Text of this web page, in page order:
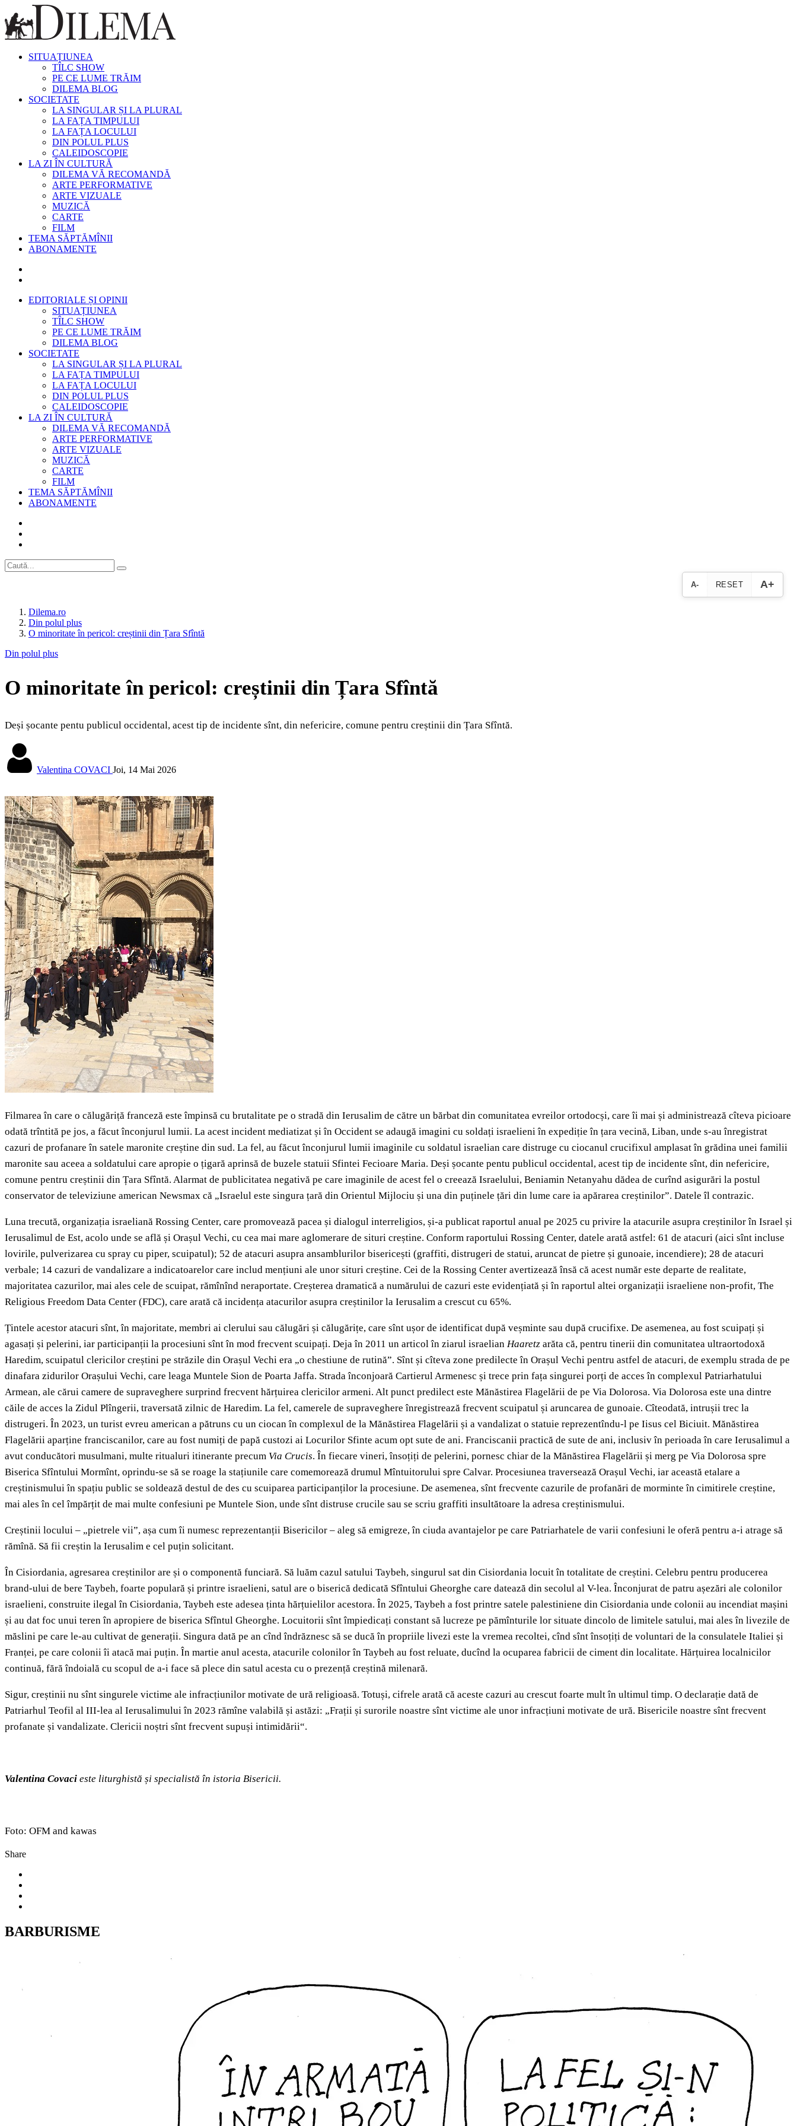
SITUAȚIUNEA
TÎLC SHOW
PE CE LUME TRĂIM
DILEMA BLOG
SOCIETATE
LA SINGULAR ȘI LA PLURAL
LA FAȚA TIMPULUI
LA FAȚA LOCULUI
DIN POLUL PLUS
CALEIDOSCOPIE
LA ZI ÎN CULTURĂ
DILEMA VĂ RECOMANDĂ
ARTE PERFORMATIVE
ARTE VIZUALE
MUZICĂ
CARTE
FILM
TEMA SĂPTĂMÎNII
ABONAMENTE
EDITORIALE ȘI OPINII
SITUAȚIUNEA
TÎLC SHOW
PE CE LUME TRĂIM
DILEMA BLOG
SOCIETATE
LA SINGULAR ȘI LA PLURAL
LA FAȚA TIMPULUI
LA FAȚA LOCULUI
DIN POLUL PLUS
CALEIDOSCOPIE
LA ZI ÎN CULTURĂ
DILEMA VĂ RECOMANDĂ
ARTE PERFORMATIVE
ARTE VIZUALE
MUZICĂ
CARTE
FILM
TEMA SĂPTĂMÎNII
ABONAMENTE
A- RESET A+
Dilema.ro
Din polul plus
O minoritate în pericol: creștinii din Țara Sfîntă
Din polul plus
O minoritate în pericol: creștinii din Țara Sfîntă
Deși șocante pentu publicul occidental, acest tip de incidente sînt, din nefericire, comune pentru creștinii din Țara Sfîntă.
Valentina COVACI Joi, 14 Mai 2026
Filmarea în care o călugăriță franceză este împinsă cu brutalitate pe o stradă din Ierusalim de către un bărbat din comunitatea evreilor ortodocși, care îi mai și administrează cîteva picioare
odată trîntită pe jos, a făcut înconjurul lumii. La acest incident mediatizat și în Occident se adaugă imagini cu soldați israelieni în expediție în țara vecină, Liban, unde s-au înregistrat
cazuri de profanare în satele maronite creștine din sud. La fel, au făcut înconjurul lumii imaginile cu soldatul israelian care distruge cu ciocanul crucifixul amplasat în grădina unei familii
maronite sau aceea a soldatului care apropie o țigară aprinsă de buzele statuii Sfintei Fecioare Maria. Deși șocante pentu publicul occidental, acest tip de incidente sînt, din nefericire,
comune pentru creștinii din Țara Sfîntă. Alarmat de publicitatea negativă pe care imaginile de acest fel o creează Israelului, Beniamin Netanyahu dădea de curînd asigurări la postul
conservator de televiziune american Newsmax că „Israelul este singura țară din Orientul Mijlociu și una din puținele țări din lume care ia apărarea creștinilor”. Datele îl contrazic.
Luna trecută, organizația israeliană Rossing Center, care promovează pacea și dialogul interreligios, și-a publicat raportul anual pe 2025 cu privire la atacurile asupra creștinilor în Israel și
Ierusalimul de Est, acolo unde se află și Orașul Vechi, cu cea mai mare aglomerare de situri creștine. Conform raportului Rossing Center, datele arată astfel: 61 de atacuri (aici sînt incluse
lovirile, pulverizarea cu spray cu piper, scuipatul); 52 de atacuri asupra ansamblurilor bisericești (graffiti, distrugeri de statui, aruncat de pietre și gunoaie, incendiere); 28 de atacuri
verbale; 14 cazuri de vandalizare a indicatoarelor care includ mențiuni ale unor situri creștine. Cei de la Rossing Center avertizează însă că acest număr este departe de realitate,
majoritatea cazurilor, mai ales cele de scuipat, rămînînd neraportate. Creșterea dramatică a numărului de cazuri este evidențiată și în raportul altei organizații israeliene non-profit, The
Religious Freedom Data Center (FDC), care arată că incidența atacurilor asupra creștinilor la Ierusalim a crescut cu 65%.
Țintele acestor atacuri sînt, în majoritate, membri ai clerului sau călugări și călugărițe, care sînt ușor de identificat după veșminte sau după crucifixe. De asemenea, au fost scuipați și
agasați și pelerini, iar participanții la procesiuni sînt în mod frecvent scuipați. Deja în 2011 un articol în ziarul israelian Haaretz arăta că, pentru tinerii din comunitatea ultraortodoxă
Haredim, scuipatul clericilor creștini pe străzile din Orașul Vechi era „o chestiune de rutină”. Sînt și cîteva zone predilecte în Orașul Vechi pentru astfel de atacuri, de exemplu strada de pe
dinafara zidurilor Orașului Vechi, care leaga Muntele Sion de Poarta Jaffa. Strada înconjoară Cartierul Armenesc și trece prin fața singurei porți de acces în complexul Patriarhatului
Armean, ale cărui camere de supraveghere surprind frecvent hărțuirea clericilor armeni. Alt punct predilect este Mănăstirea Flagelării de pe Via Dolorosa. Via Dolorosa este una dintre
căile de acces la Zidul Plîngerii, traversată zilnic de Haredim. La fel, camerele de supraveghere înregistrează frecvent scuipatul și aruncarea de gunoaie. Cîteodată, intrușii trec la
distrugeri. În 2023, un turist evreu american a pătruns cu un ciocan în complexul de la Mănăstirea Flagelării și a vandalizat o statuie reprezentîndu-l pe Iisus cel Biciuit. Mănăstirea
Flagelării aparține franciscanilor, care au fost numiți de papă custozi ai Locurilor Sfinte acum opt sute de ani. Franciscanii practică de sute de ani, inclusiv în perioada în care Ierusalimul a
avut conducători musulmani, multe ritualuri itinerante precum Via Crucis. În fiecare vineri, însoțiți de pelerini, pornesc chiar de la Mănăstirea Flagelării și merg pe Via Dolorosa spre
Biserica Sfîntului Mormînt, oprindu-se să se roage la stațiunile care comemorează drumul Mîntuitorului spre Calvar. Procesiunea traversează Orașul Vechi, iar această etalare a
creștinismului în spațiu public se soldează destul de des cu scuiparea participanților la procesiune. De asemenea, sînt frecvente cazurile de profanări de morminte în cimitirele creștine,
mai ales în cel împărțit de mai multe confesiuni pe Muntele Sion, unde sînt distruse crucile sau se scriu graffiti insultătoare la adresa creștinismului.
Creștinii locului – „pietrele vii”, așa cum îi numesc reprezentanții Bisericilor – aleg să emigreze, în ciuda avantajelor pe care Patriarhatele de varii confesiuni le oferă pentru a-i atrage să
rămînă. Să fii creștin la Ierusalim e cel puțin solicitant.
În Cisiordania, agresarea creștinilor are și o componentă funciară. Să luăm cazul satului Taybeh, singurul sat din Cisiordania locuit în totalitate de creștini. Celebru pentru producerea
brand-ului de bere Taybeh, foarte populară și printre israelieni, satul are o biserică dedicată Sfîntului Gheorghe care datează din secolul al V-lea. Înconjurat de patru așezări ale colonilor
israelieni, construite ilegal în Cisiordania, Taybeh este adesea ținta hărțuielilor acestora. În 2025, Taybeh a fost printre satele palestiniene din Cisiordania unde colonii au incendiat mașini
și au dat foc unui teren în apropiere de biserica Sfîntul Gheorghe. Locuitorii sînt împiedicați constant să lucreze pe pămînturile lor situate dincolo de limitele satului, mai ales în livezile de
măslini pe care le-au cultivat de generații. Singura dată pe an cînd îndrăznesc să se ducă în propriile livezi este la vremea recoltei, cînd sînt însoțiți de voluntari de la consulatele Italiei și
Franței, pe care colonii îi atacă mai puțin. În martie anul acesta, atacurile colonilor în Taybeh au fost reluate, ducînd la ocuparea fabricii de ciment din localitate. Hărțuirea localnicilor
continuă, fără îndoială cu scopul de a-i face să plece din satul acesta cu o prezență creștină milenară.
Sigur, creștinii nu sînt singurele victime ale infracțiunilor motivate de ură religioasă. Totuși, cifrele arată că aceste cazuri au crescut foarte mult în ultimul timp. O declarație dată de
Patriarhul Teofil al III-lea al Ierusalimului în 2023 rămîne valabilă și astăzi: „Frații și surorile noastre sînt victime ale unor infracțiuni motivate de ură. Bisericile noastre sînt frecvent
profanate și vandalizate. Clericii noștri sînt frecvent supuși intimidării“.
Valentina Covaci este liturghistă și specialistă în istoria Bisericii.
Foto: OFM and kawas
Share
BARBURISME